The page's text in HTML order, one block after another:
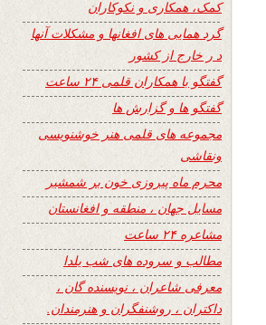
کمک، همکاری و نکوکاران
گرد همایی های افغانها و مشکلات آنها
د ر خارج از کشور
گفتگو با همکاران قلمی ۲۴ ساعت
گفتگو ها و گزارش ها
مجموعه های قلمی هنر خوشنویسی
ونقاشی
محرم ماه پیروزی خون بر شمشیر
مسایل جهان ، منطقه و افغانستان
مشاعره ۲۴ ساعت
مطالب و سروده های شب یلدا
معرفی شاعران ، نویسنده گان ،
داکتران ، روشنفگران و هنرمندان.